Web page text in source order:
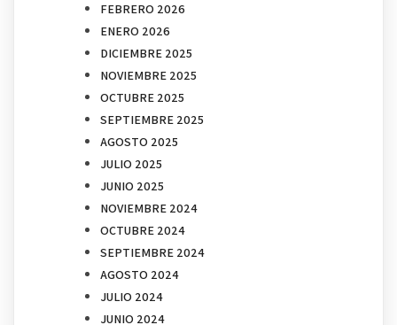
FEBRERO 2026
ENERO 2026
DICIEMBRE 2025
NOVIEMBRE 2025
OCTUBRE 2025
SEPTIEMBRE 2025
AGOSTO 2025
JULIO 2025
JUNIO 2025
NOVIEMBRE 2024
OCTUBRE 2024
SEPTIEMBRE 2024
AGOSTO 2024
JULIO 2024
JUNIO 2024